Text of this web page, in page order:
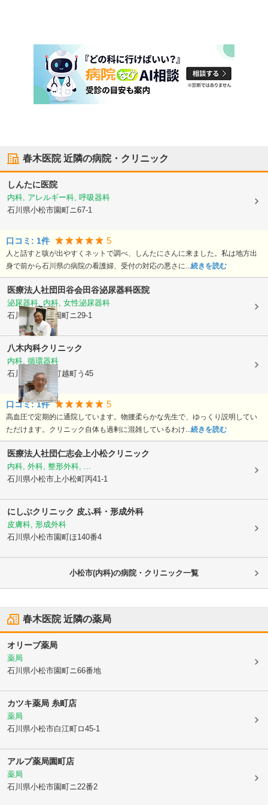
春木医院近隣の病院・クリニック
しんたに医院
内科, アレルギー科, 呼吸器科
石川県小松市園町ニ67-1
口コミ: 1件 5
人と話すと咳が出やすくネットで調べ、しんたにさんに来ました。私は地方出
身で前から石川県の病院の看護婦、受付の対応の悪さに... 続きを読む
医療法人社団田谷会田谷泌尿器科医院
泌尿器科, 内科, 女性泌尿器科
石川県小松市園町ニ29-1
八木内科クリニック
内科, 循環器科
石川県小松市
打越町う45
口コミ:1件 5
高血圧で定期的に通院しています。物腰柔らかな先生で、ゆっくり説明してい
ただけます。クリニック自体も過剰に混雑しているわけ... 続きを読む
医療法人社団仁志会上小松クリニック
内科, 外科, 整形外科, ...
石川県小松市 上小松町丙41-1
にしぶクリニック 皮ふ科・形成外科
皮膚科, 形成外科
石川県小松市園町ほ140番4
小松市(内科)の病院・クリニック一覧
春木医院近隣の薬局
オリーブ薬局
薬局
石川県小松市園町ニ66番地
カツキ薬局 糸町店
薬局
石川県小松市白江町ロ45-1
アルプ薬局園町店
薬局
石川県小松市園町ニ22番2